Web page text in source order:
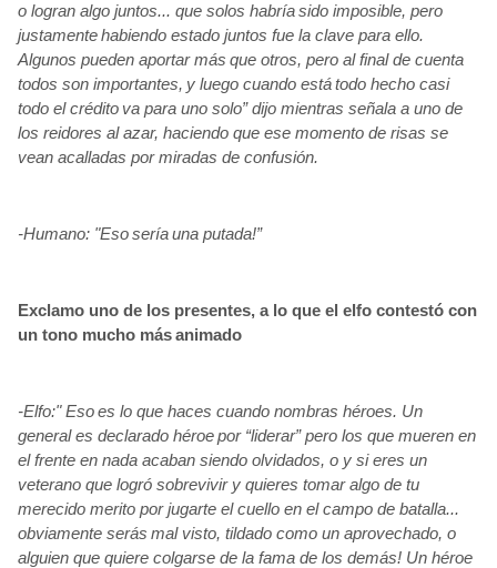
o logran algo juntos... que solos habríasido imposible, pero
justamentehabiendo estado juntos fue la clave para ello.
Algunos pueden aportar más que otros, pero al final de cuenta
todos son importantes, y luego cuando estátodo hecho casi
todo el crédito va para uno solo” dijo mientras señala a uno de
los reidores al azar, haciendo que ese momento de risas se
vean acalladas por miradas de confusión.
-Humano: "Esoseríauna putada!”
Exclamo uno de los presentes, a lo que el elfo contestó con
un tono mucho másanimado
-Elfo:" Esoes lo que haces cuando nombras héroes. Un
general es declarado héroepor “liderar” pero los que mueren en
el frente en nada acaban siendo olvidados, o y si eres un
veterano que logró sobrevivir y quieres tomar algo de tu
merecido merito por jugarte el cuello en el campo de batalla...
obviamente serás mal visto, tildado como un aprovechado, o
alguien que quiere colgarse de la fama de los demás! Un héroe